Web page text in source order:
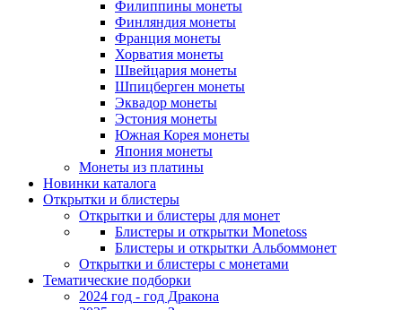
Филиппины монеты
Финляндия монеты
Франция монеты
Хорватия монеты
Швейцария монеты
Шпицберген монеты
Эквадор монеты
Эстония монеты
Южная Корея монеты
Япония монеты
Монеты из платины
Новинки каталога
Открытки и блистеры
Открытки и блистеры для монет
Блистеры и открытки Monetoss
Блистеры и открытки Альбоммонет
Открытки и блистеры с монетами
Тематические подборки
2024 год - год Дракона